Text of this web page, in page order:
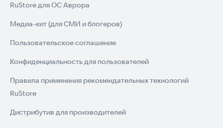
RuStore для ОС Аврора
Медиа-кит (для СМИ и блогеров)
Пользовательское соглашение
Конфиденциальность для пользователей
Правила применения рекомендательных технологий
RuStore
Дистрибутив для производителей